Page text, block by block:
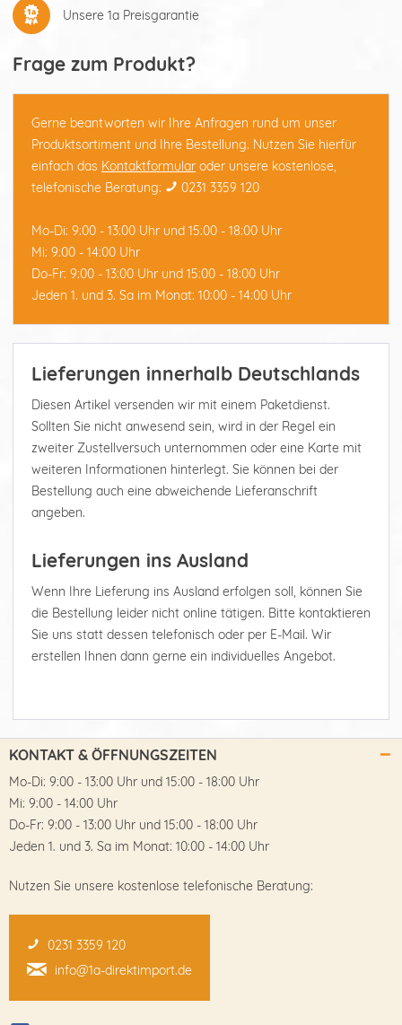
Unsere 1a Preisgarantie
Frage zum Produkt?
Gerne beantworten wir Ihre Anfragen rund um unser
Produktsortiment und Ihre Bestellung. Nutzen Sie hierfür
einfach das Kontaktformular oder unsere kostenlose,
telefonische Beratung:
0231 3359 120
Mo-Di: 9:00 - 13:00 Uhr und 15:00 - 18:00 Uhr
Mi: 9:00 - 14:00 Uhr
Do-Fr: 9:00 - 13:00 Uhr und 15:00 - 18:00 Uhr
Jeden 1. und 3. Sa im Monat: 10:00 - 14:00 Uhr
Lieferungen innerhalb Deutschlands
Diesen Artikel versenden wir mit einem Paketdienst.
Sollten Sie nicht anwesend sein, wird in der Regel ein
zweiter Zustellversuch unternommen oder eine Karte mit
weiteren Informationen hinterlegt. Sie können bei der
Bestellung auch eine abweichende Lieferanschrift
angeben.
Lieferungen ins Ausland
Wenn Ihre Lieferung ins Ausland erfolgen soll, können Sie
die Bestellung leider nicht online tätigen. Bitte kontaktieren
Sie uns statt dessen telefonisch oder per E-Mail. Wir
erstellen Ihnen dann gerne ein individuelles Angebot.
KONTAKT & ÖFFNUNGSZEITEN
Mo-Di: 9:00 - 13:00 Uhr und 15:00 - 18:00 Uhr
Mi: 9:00 - 14:00 Uhr
Do-Fr: 9:00 - 13:00 Uhr und 15:00 - 18:00 Uhr
Jeden 1. und 3. Sa im Monat: 10:00 - 14:00 Uhr
Nutzen Sie unsere kostenlose telefonische Beratung:
0231 3359 120
info@1a-direktimport.de